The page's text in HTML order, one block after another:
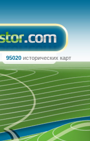
95020 исторических карт